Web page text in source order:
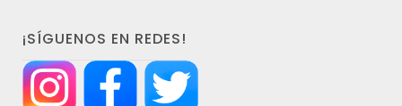
¡SÍGUENOS EN REDES!